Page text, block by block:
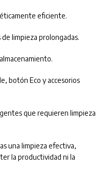
eficiente.
de limpieza prolongadas.
botón Eco y accesorios
que requieren limpieza
una limpieza efectiva,
la productividad ni la